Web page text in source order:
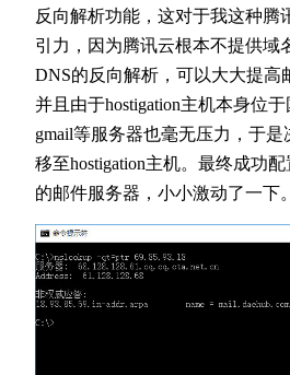
反向解析功能，这对于我这种腾
引力，因为腾讯云根本不提供域
DNS的反向解析，可以大大提高
并且由于hostigation主机本身位
gmail等服务器也毫无压力，于
移至hostigation主机。最终成功
的邮件服务器，小小激动了一下。